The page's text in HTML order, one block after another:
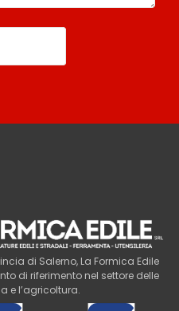
di Salerno, La Formica Edile
di riferimento nel settore delle
e l’agricoltura.